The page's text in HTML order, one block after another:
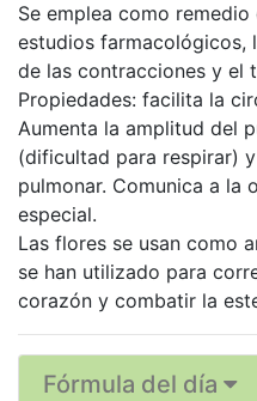
Se emplea como
estudios farmacológicos,
de las contracciones y el
Propiedades: facilita la
Aumenta la amplitud del
(dificultad para respirar)
pulmonar. Comunica a la
especial.
Las flores se usan como
se han utilizado para
corazón y combatir la
Fórmula del día